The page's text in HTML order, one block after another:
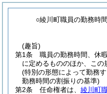
○綾川町職員の勤務時
(趣旨)
第1条
職員の勤務時間、休
に定めるもののほか、この
(特別の形態によって勤務
勤務時間の割振りの基準)
第2条
任命権者は、 綾川町